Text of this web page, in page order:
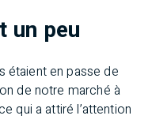
un peu
étaient en passe de
de notre marché à
qui a attiré l’attention